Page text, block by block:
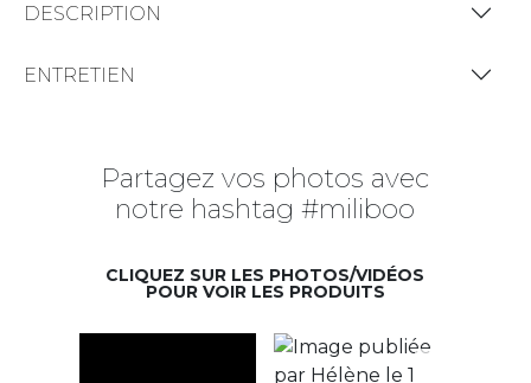
DESCRIPTION
ENTRETIEN
Partagez vos photos avec
notre hashtag #miliboo
CLIQUEZ SUR LES PHOTOS/VIDÉOS
POUR VOIR LES PRODUITS